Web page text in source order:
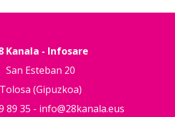
Kanala - Infosare
San Esteban 20
Tolosa (Gipuzkoa)
89 35 - info@28kanala.eus